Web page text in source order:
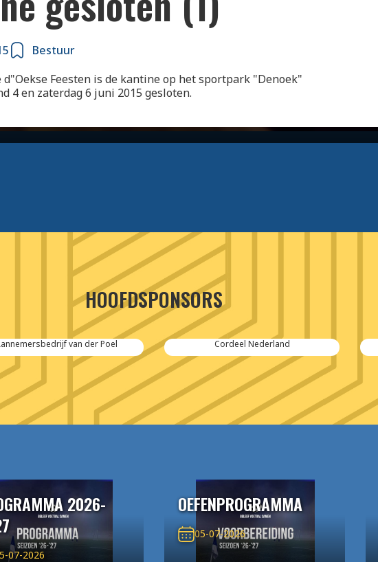
Bestuur
d"Oekse Feesten is de kantine op het sportpark "Denoek"
4 en zaterdag 6 juni 2015 gesloten.
HOOFDSPONSORS
Cordeel Nederland SPIE-Controlec Engineering
2026-
07-2026
OEFENPROGRAMMA
05-07-2026